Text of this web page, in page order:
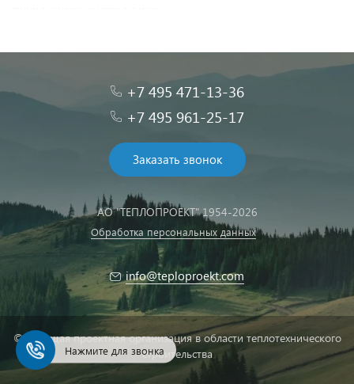
+7 495 471-13-36
+7 495 961-25-17
Заказать звонок
АО "ТЕПЛОПРОЕКТ" 1954-2026
Обработка персональных данных
info@teploproekt.com
© Ведущая проектная организация в области теплотехнического
строительства
Нажмите для звонка
Быстро с 1С-Битрикс